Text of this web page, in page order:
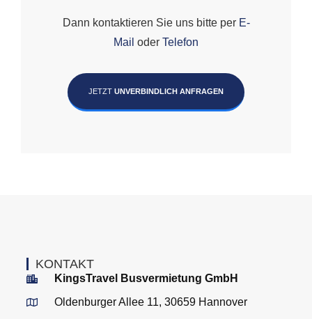
Dann kontaktieren Sie uns bitte per E-
Mail oder Telefon
JETZT UNVERBINDLICH ANFRAGEN
KONTAKT
KingsTravel Busvermietung GmbH
Oldenburger Allee 11, 30659 Hannover